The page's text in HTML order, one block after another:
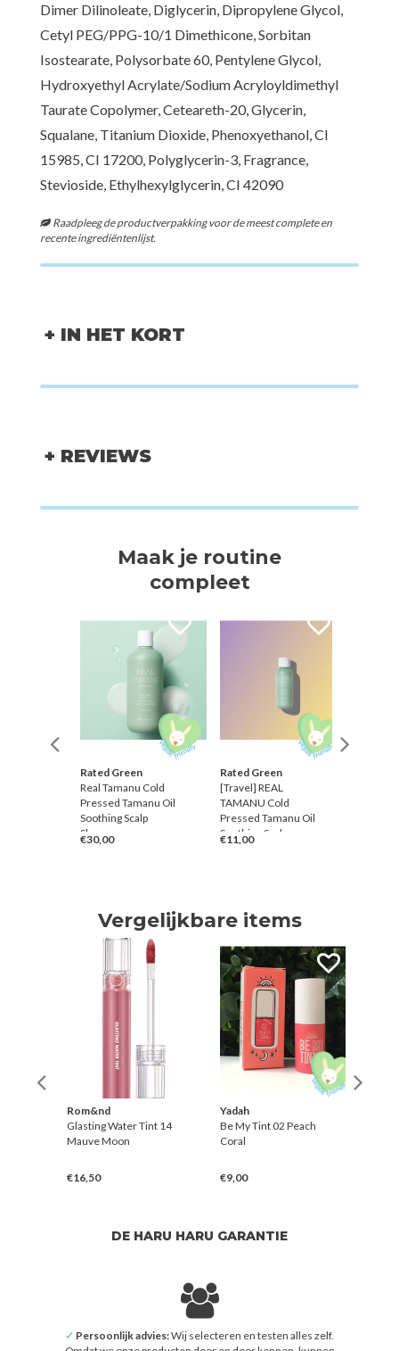
Dimer Dilinoleate, Diglycerin, Dipropylene Glycol,
Cetyl PEG/PPG-10/1 Dimethicone, Sorbitan
Isostearate, Polysorbate 60, Pentylene Glycol,
Hydroxyethyl Acrylate/Sodium Acryloyldimethyl
Taurate Copolymer, Ceteareth-20, Glycerin,
Squalane, Titanium Dioxide, Phenoxyethanol, CI
15985, CI 17200, Polyglycerin-3, Fragrance,
Stevioside, Ethylhexylglycerin, CI 42090
Raadpleeg de productverpakking voor de meest complete en
recente ingrediëntenlijst.
+ IN HET KORT
+ REVIEWS
Maak je routine
compleet
Rated Green
Real Tamanu Cold
Pressed Tamanu Oil
Soothing Scalp
Shampoo
€30,00
Rated Green
[Travel] REAL
TAMANU Cold
Pressed Tamanu Oil
Soothing Scalp
Shampoo
€11,00
Vergelijkbare items
Rom&nd
Glasting Water Tint 14
Mauve Moon
€16,50
Yadah
Be My Tint 02 Peach
Coral
€9,00
DE HARU HARU GARANTIE
✓ Persoonlijk advies:Wij selecteren en testen alles zelf.